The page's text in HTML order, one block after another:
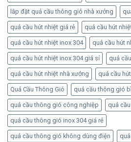
lắp đặt quả cầu thông gió nhà xưởng
quả cầu hút nhiệt giá rẻ quả cầu hút
quả cầu hút nhiệt inox 304 quả cầu hút
quả cầu hút nhiệt inox 304 giá sỉ quả
quả cầu hút nhiệt nhà xưởng quả cầu
Quả Cầu Thông Gió quả cầu thông gió
quả cầu thông gió công nghiệp quả
quả cầu thông gió inox 304 giá rẻ
quả cầu thông gió không dùng điện